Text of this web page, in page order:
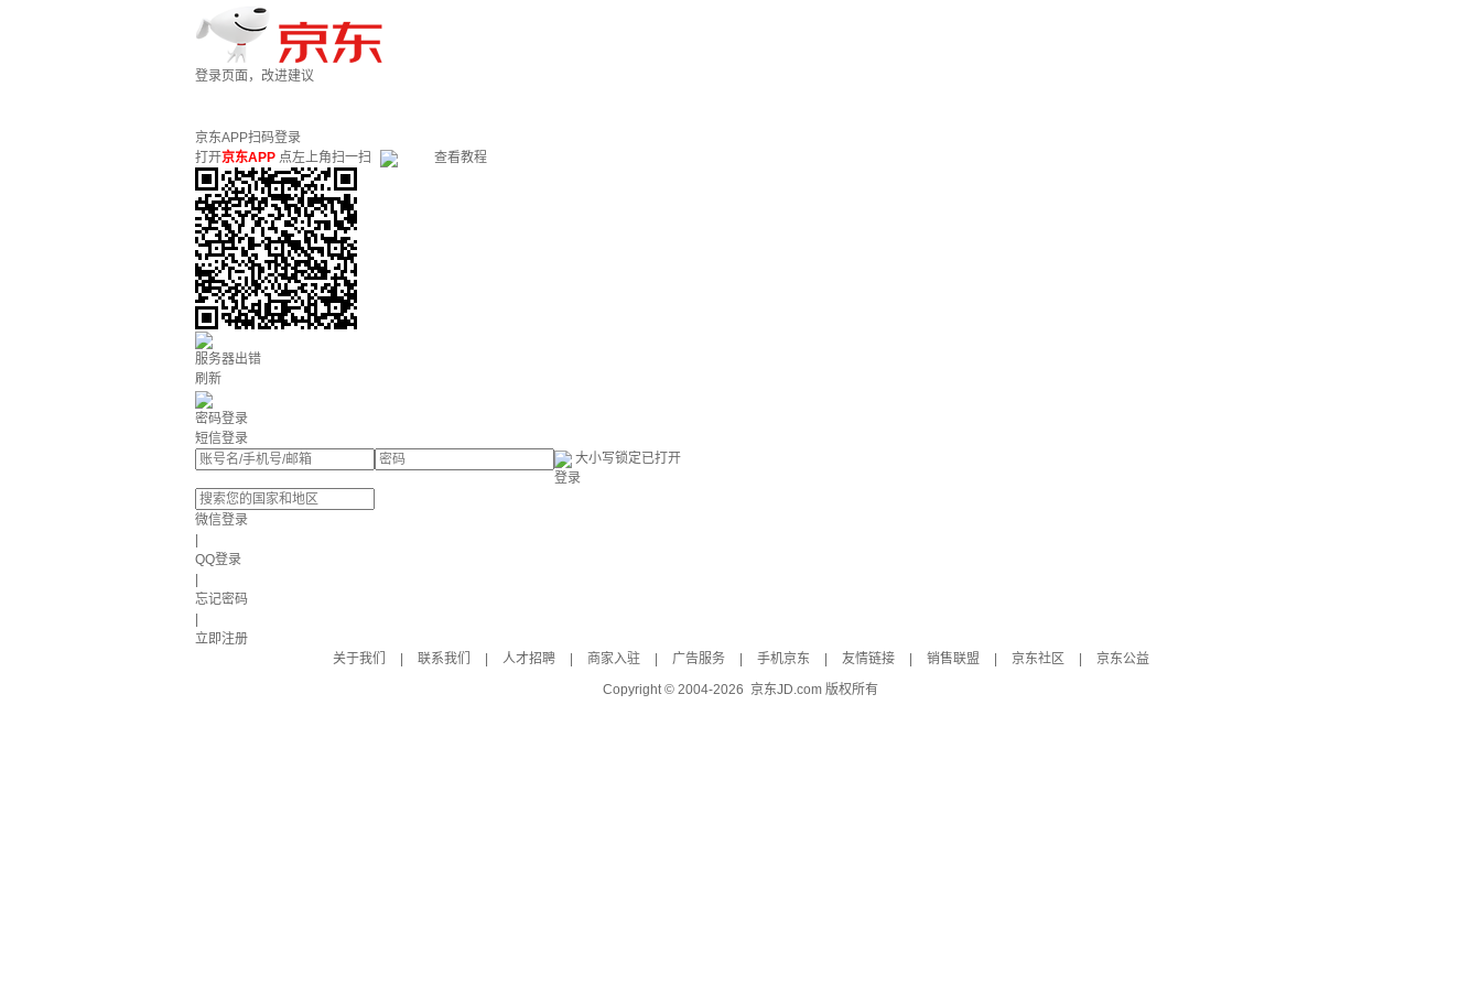
登录页面，改进建议
京东APP扫码登录
打开京东APP 点左上角扫一扫 查看教程
服务器出错
刷新
密码登录
短信登录
大小写锁定已打开
登录
微信登录
QQ登录
忘记密码
立即注册
关于我们
联系我们 人才招聘 商家入驻 广告服务 手机京东 友情链接 销售联盟 京东社区
京东公益
Copyright © 2004-2026 京东JD.com 版权所有